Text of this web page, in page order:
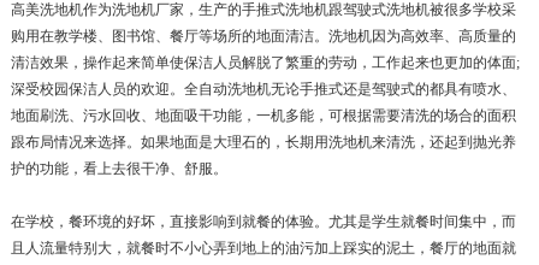
高美洗地机作为洗地机厂家，生产的手推式洗地机跟驾驶式洗地机被很多学校采
购用在教学楼、图书馆、餐厅等场所的地面清洁。洗地机因为高效率、高质量的
清洁效果，操作起来简单使保洁人员解脱了繁重的劳动，工作起来也更加的体面;
深受校园保洁人员的欢迎。全自动洗地机无论手推式还是驾驶式的都具有喷水、
地面刷洗、污水回收、地面吸干功能，一机多能，可根据需要清洗的场合的面积
跟布局情况来选择。如果地面是大理石的，长期用洗地机来清洗，还起到抛光养
护的功能，看上去很干净、舒服。
在学校，餐环境的好坏，直接影响到就餐的体验。尤其是学生就餐时间集中，而
且人流量特别大，就餐时不小心弄到地上的油污加上踩实的泥土，餐厅的地面就